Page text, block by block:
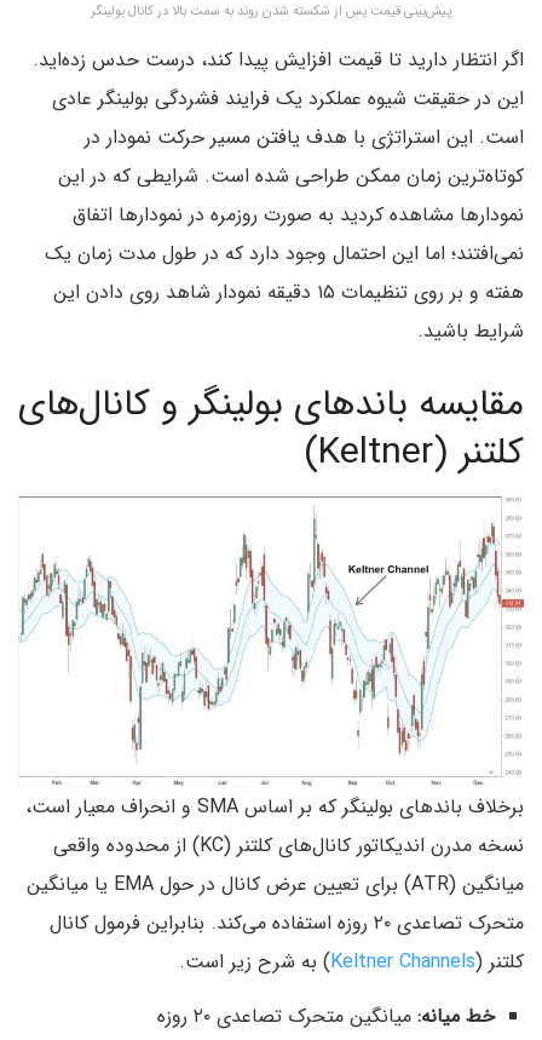
پیش‌بینی قیمت پس از شکسته شدن روند به سمت بالا در کانال بولینگر
اگر انتظار دارید تا قیمت افزایش پیدا کند، درست حدس زده‌اید.
این در حقیقت شیوه عملکرد یک فرایند فشردگی بولینگر عادی
است. این استراتژی با هدف یافتن مسیر حرکت نمودار در
کوتاه‌ترین زمان ممکن طراحی شده است. شرایطی که در این
نمودار‌ها مشاهده کردید به صورت روزمره در نمودار‌ها اتفاق
نمی‌افتند‌؛ اما این احتمال وجود دارد که در طول مدت زمان یک
هفته و بر روی تنظیمات ۱۵ دقیقه نمودار شاهد روی دادن این
شرایط باشید.
مقایسه باندهای بولینگر و کانال‌های
کلتنر (Keltner)
برخلاف باندهای بولینگر که بر اساس SMA و انحراف معیار است،
نسخه مدرن اندیکاتور کانال‌های کلتنر (KC) از محدوده واقعی
میانگین (ATR) برای تعیین عرض کانال در حول EMA یا میانگین
متحرک تصاعدی ۲۰ روزه استفاده می‌کند. بنابراین فرمول کانال
کلتنر (Keltner Channels) به شرح زیر است.
خط میانه: میانگین متحرک تصاعدی ۲۰ روزه